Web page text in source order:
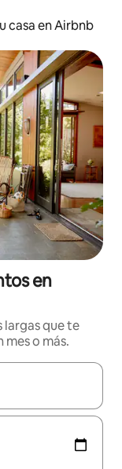
casa en Airbnb
en
largas que te
o más.
navega con las